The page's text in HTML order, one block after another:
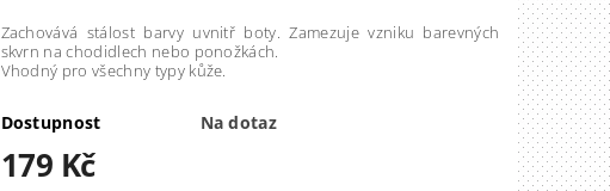
Zachovává stálost barvy uvnitř boty. Zamezuje vzniku barevných
skvrn na chodidlech nebo ponožkách.
Vhodný pro všechny typy kůže.
Dostupnost Na dotaz
179 Kč